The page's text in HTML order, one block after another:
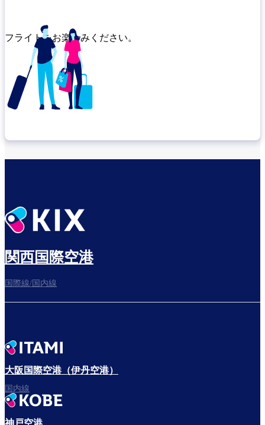
フライトをお楽しみください。
さぁ、出発！
関西国際空港
国際線/国内線
大阪国際空港（伊丹空港）
国内線
神戸空港